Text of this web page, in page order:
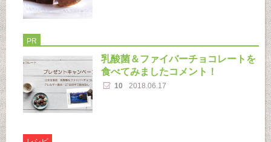
PR
乳酸菌＆ファイバーチョコレートを
食べてみましたコメント！
10 2018.06.17